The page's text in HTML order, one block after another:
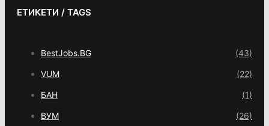
ЕТИКЕТИ / TAGS
BestJobs.BG (43)
VUM (22)
БАН (1)
ВУМ (26)